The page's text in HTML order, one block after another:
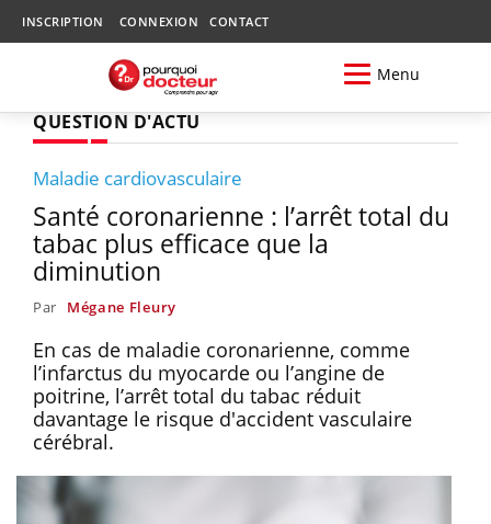
INSCRIPTION CONNEXION CONTACT
Menu
QUESTION D'ACTU
Maladie cardiovasculaire
Santé coronarienne : l’arrêt total du
tabac plus efficace que la
diminution
Par Mégane Fleury
En cas de maladie coronarienne, comme
l’infarctus du myocarde ou l’angine de
poitrine, l’arrêt total du tabac réduit
davantage le risque d'accident vasculaire
cérébral.